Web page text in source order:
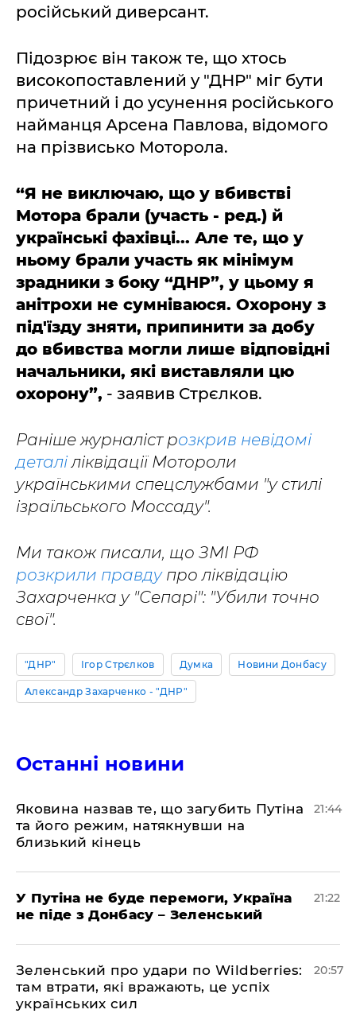
російський диверсант.
Підозрює він також те, що хтось
високопоставлений у "ДНР" міг бути
причетний і до усунення російського
найманця Арсена Павлова, відомого
на прізвисько Моторола.
“Я не виключаю, що у вбивстві
Мотора брали (участь - ред.) й
українські фахівці... Але те, що у
ньому брали участь як мінімум
зрадники з боку “ДНР”, у цьому я
анітрохи не сумніваюся. Охорону з
під'їзду зняти, припинити за добу
до вбивства могли лише відповідні
начальники, які виставляли цю
охорону”, - заявив Стрєлков.
Раніше журналіст розкрив невідомі
деталіліквідації Мотороли
українськими спецслужбами "у стилі
ізраїльського Моссаду".
Ми також писали, що ЗМІ РФ
розкрили правду про ліквідацію
Захарченка у "Сепарі": "Убили точно
свої".
"ДНР" Ігор Стрєлков Думка Новини Донбасу
Александр Захарченко - "ДНР"
Останні новини
Яковина назвав те, що загубить Путіна
та його режим, натякнувши на
близький кінець
21:44
У Путіна не буде перемоги, Україна
не піде з Донбасу – Зеленський
21:22
Зеленський про удари по Wildberries:
там втрати, які вражають, це успіх
українських сил
20:57